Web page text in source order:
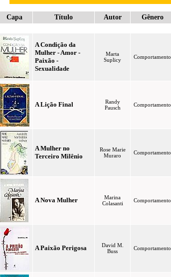
Capa Título Autor Gênero
A Condição da
Mulher - Amor -
Paixão -
Sexualidade
Marta
Suplicy
Comportamento
A Lição Final
Randy
Pausch
Comportamento
A Mulher no
Terceiro Milênio
Rose Marie
Muraro
Comportamento
A Nova Mulher
Marina
Colasanti
Comportamento
A Paixão Perigosa
David M.
Buss
Comportamento